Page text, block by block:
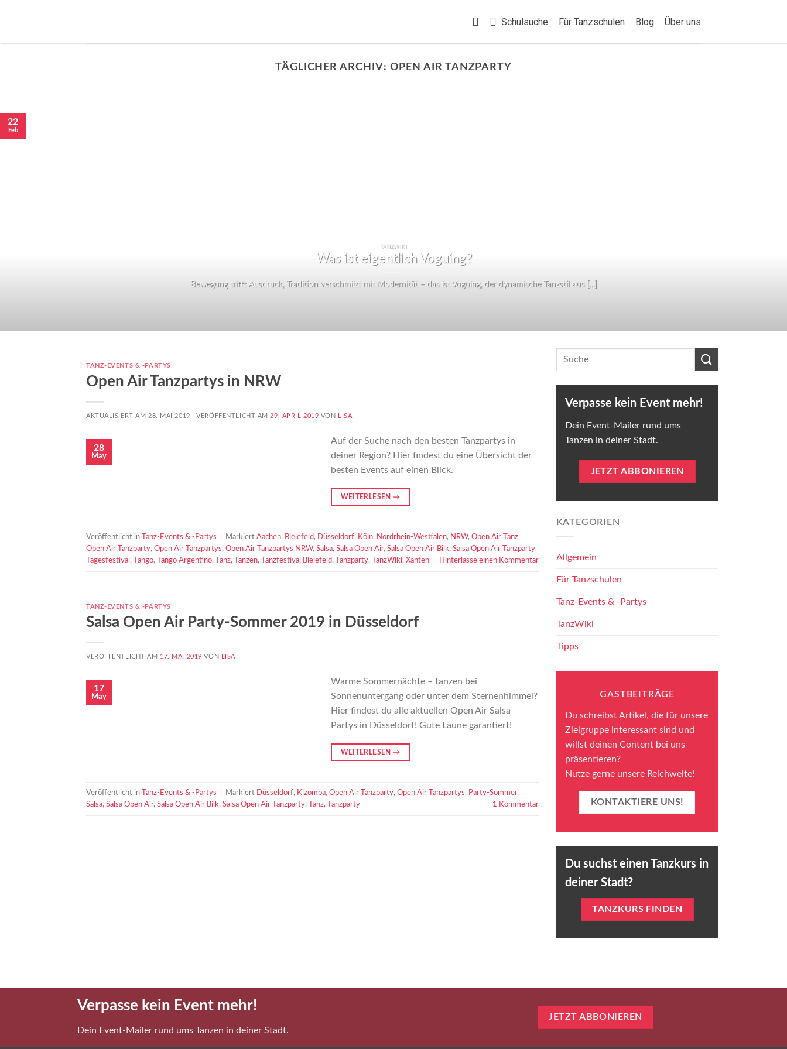
Schulsuche Für Tanzschulen Blog Über uns
TÄGLICHER ARCHIV: OPEN AIR TANZPARTY
TANZWIKI
Was ist eigentlich Voguing?
Bewegung trifft Ausdruck, Tradition verschmilzt mit Modernität – das ist Voguing, der dynamische Tanzstil aus [...]
22
Feb
TANZ-EVENTS & -PARTYS
Open Air Tanzpartys in NRW
AKTUALISIERT AM 28. MAI 2019 |VERÖFFENTLICHT AM 29. APRIL 2019 VON LISA
28
May
Auf der Suche nach den besten Tanzpartys in
deiner Region? Hier findest du eine Übersicht der
besten Events auf einen Blick.
WEITERLESEN →
Veröffentlicht in Tanz-Events & -Partys Markiert Aachen, Bielefeld, Düsseldorf, Köln, Nordrhein-Westfalen, NRW, Open Air Tanz,
Open Air Tanzparty, Open Air Tanzpartys, Open Air Tanzpartys NRW, Salsa, Salsa Open Air, Salsa Open Air Bilk, Salsa Open Air Tanzparty,
Tagesfestival , Tango, Tango Argentino, Tanz, Tanzen, Tanzfestival Bielefeld, Tanzparty, TanzWiki, Xanten Hinterlasse einen Kommentar
TANZ-EVENTS & -PARTYS
Salsa Open Air Party-Sommer 2019 in Düsseldorf
VERÖFFENTLICHT AM 17. MAI 2019 VON LISA
17
May
Warme Sommernächte – tanzen bei
Sonnenuntergang oder unter dem Sternenhimmel?
Hier findest du alle aktuellen Open Air Salsa
Partys in Düsseldorf! Gute Laune garantiert!
WEITERLESEN →
Veröffentlicht in Tanz-Events & -Partys Markiert Düsseldorf, Kizomba, Open Air Tanzparty, Open Air Tanzpartys, Party-Sommer,
Salsa, Salsa Open Air, Salsa Open Air Bilk, Salsa Open Air Tanzparty, Tanz, Tanzparty 1 Kommentar
Verpasse kein Event mehr!
Dein Event-Mailer rund ums
Tanzen in deiner Stadt.
JETZT ABBONIEREN
KATEGORIEN
Allgemein
Für Tanzschulen
Tanz-Events & -Partys
TanzWiki
Tipps
GASTBEITRÄGE
Du schreibst Artikel, die für unsere
Zielgruppe interessant sind und
willst deinen Content bei uns
präsentieren?
Nutze gerne unsere Reichweite!
KONTAKTIERE UNS!
Du suchst einen Tanzkurs in
deiner Stadt?
TANZKURS FINDEN
Verpasse kein Event mehr!
Dein Event-Mailer rund ums Tanzen in deiner Stadt.
JETZT ABBONIEREN